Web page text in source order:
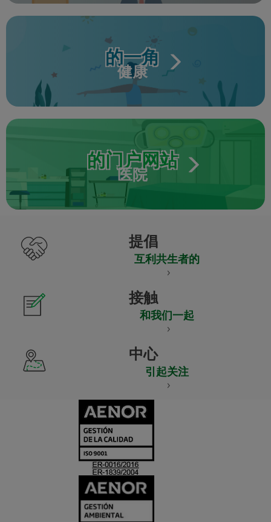
的一角
健康
的门户网站
医院
提倡
互利共生者的
接触
和我们一起
中心
引起关注